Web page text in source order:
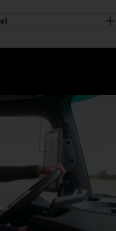
Instappen, gaan zitten,
klimaatregeling en met de
hebt u op een groot scherm alle
bij de hand – van navigatie tot